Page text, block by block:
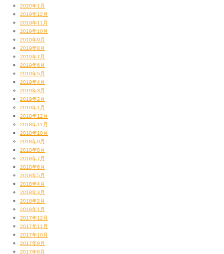
2020年1月
2019年12月
2019年11月
2019年10月
2019年9月
2019年8月
2019年7月
2019年6月
2019年5月
2019年4月
2019年3月
2019年2月
2019年1月
2018年12月
2018年11月
2018年10月
2018年9月
2018年8月
2018年7月
2018年6月
2018年5月
2018年4月
2018年3月
2018年2月
2018年1月
2017年12月
2017年11月
2017年10月
2017年9月
2017年8月